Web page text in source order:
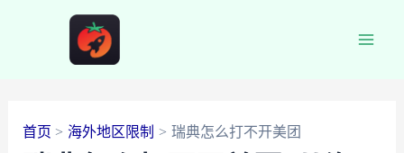
首页 海外地区限制 瑞典怎么打不开美团